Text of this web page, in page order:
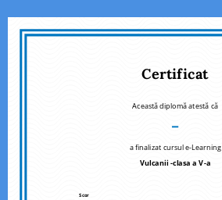
Certificat
Această diplomă atestă că
–
a finalizat cursul e-Learning
Vulcanii -clasa a V-a
Scor